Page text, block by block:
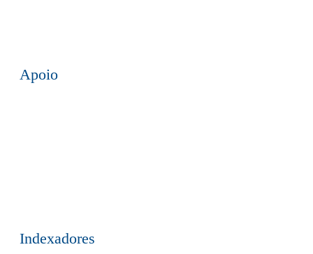
Apoio
Indexadores